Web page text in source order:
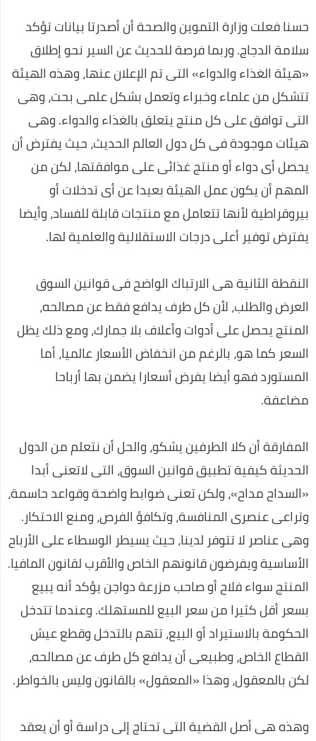
رئيس الوزراء يتفقد عددا من الأكمنة للتأكد من تطبيق قرارات حظر
التجوال
وزير الإعلام: سنصدر قرارات عنيفة إذا زادت الإصابات بفيروس كورونا
أحمد مرتضى منصور يعلن انتهاء حريق مقر الزمالك
كيفية السفر للعلاج بالخارج على نفقة الدولة الجديد
نصائح لكي في حملك للمحافظة علي صحتك وصحة جنينك
الحركات المرورية التي تسهل عليكي السواقة
تطعيم سولك ضد شلل الاطفال
حسنا فعلت وزارة التموين والصحة أن أصدرتا بيانات تؤكد
سلامة الدجاج. وربما فرصة للحديث عن السير نحو إطلاق
«هيئة الغذاء والدواء» التى تم الإعلان عنها، وهذه الهيئة
تتشكل من علماء وخبراء وتعمل بشكل علمى بحت، وهى
التى توافق على كل منتج يتعلق بالغذاء والدواء. وهى
هيئات موجودة فى كل دول العالم الحديث، حيث يفترض أن
يحصل أى دواء أو منتج غذائى على موافقتها، لكن من
المهم أن يكون عمل الهيئة بعيدا عن أى تدخلات أو
بيروقراطية لأنها تتعامل مع منتجات قابلة للفساد، وأيضا
يفترض توفير أعلى درجات الاستقلالية والعلمية لها.
النقطة الثانية هى الارتباك الواضح فى قوانين السوق
العرض والطلب، لأن كل طرف يدافع فقط عن مصالحه،
المنتج يحصل على أدوات وأعلاف بلا جمارك، ومع ذلك يظل
السعر كما هو، بالرغم من انخفاض الأسعار عالميا، أما
المستورد فهو أيضا يفرض أسعارا يضمن بها أرباحا
مضاعفة.
المفارقة أن كلا الطرفين يشكو، والحل أن نتعلم من الدول
الحديثة كيفية تطبيق قوانين السوق، التى لاتعنى أبدا
«السداح مداح»، ولكن تعنى ضوابط واضحة وقواعد حاسمة،
وتراعى عنصرى المنافسة، وتكافؤ الفرص، ومنع الاحتكار.
وهى عناصر لا تتوفر لدينا، حيث يسيطر الوسطاء على الأرباح
الأساسية ويفرضون قانونهم الخاص والأقرب لقانون المافيا.
المنتج سواء فلاح أو صاحب مزرعة دواجن يؤكد أنه يبيع
بسعر أقل كثيرا من سعر البيع للمستهلك. وعندما تتدخل
الحكومة بالاستيراد أو البيع، تتهم بالتدخل وقطع عيش
القطاع الخاص، وطبيعى أن يدافع كل طرف عن مصالحه،
لكن بالمعقول، وهذا «المعقول» بالقانون وليس بالخواطر.
وهذه هى أصل القضية التى تحتاج إلى دراسة أو أن يعقد